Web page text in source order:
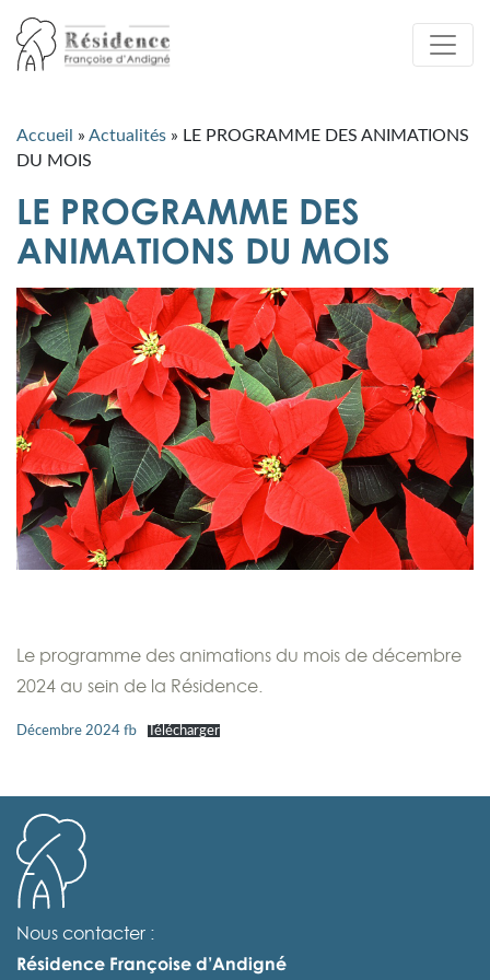
Accueil » Actualités » LE PROGRAMME DES ANIMATIONS
DU MOIS
LE PROGRAMME DES
ANIMATIONS DU MOIS
Le programme des animations du mois de décembre
2024 au sein de la Résidence.
Décembre 2024 fb Télécharger
Nous contacter :
Résidence Françoise d’Andigné